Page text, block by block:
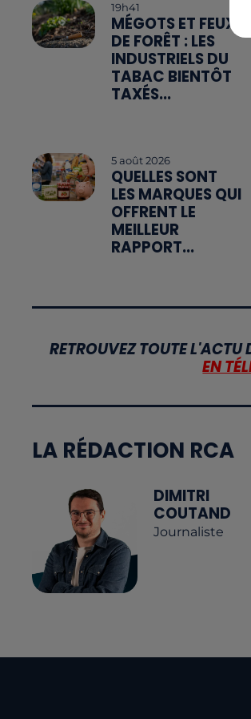
19h41
MÉGOTS ET FEUX
DE FORÊT : LES
INDUSTRIELS DU
TABAC BIENTÔT
TAXÉS...
5 août 2026
QUELLES SONT
LES MARQUES QUI
OFFRENT LE
MEILLEUR
RAPPORT...
RETROUVEZ TOUTE L'ACTU
EN
LA RÉDACTION RCA
DIMITRI
COUTAND
Journaliste